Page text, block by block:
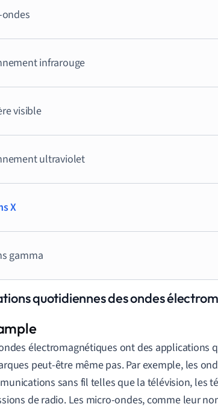
infrarouge
visible
ultraviolet
X
gamma
quotidiennes des ondes
électromagnétiques ont des applications
peut-être même pas. Par exemple, les
sans fil telles que la télévision, les
de radio. Les micro-ondes, comme leur